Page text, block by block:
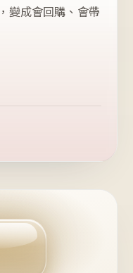
變成會回購、會帶